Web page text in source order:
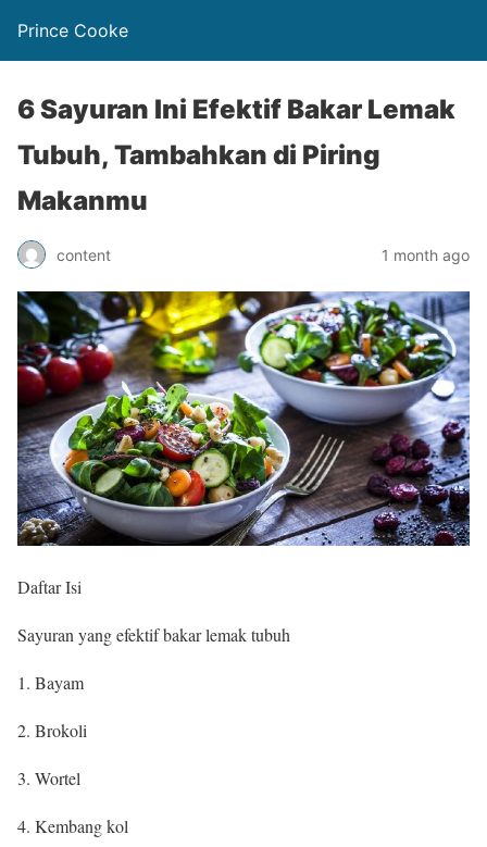
Prince Cooke
6 Sayuran Ini Efektif Bakar Lemak
Tubuh, Tambahkan di Piring
Makanmu
content 1 month ago
Daftar Isi
Sayuran yang efektif bakar lemak tubuh
1. Bayam
2. Brokoli
3. Wortel
4. Kembang kol